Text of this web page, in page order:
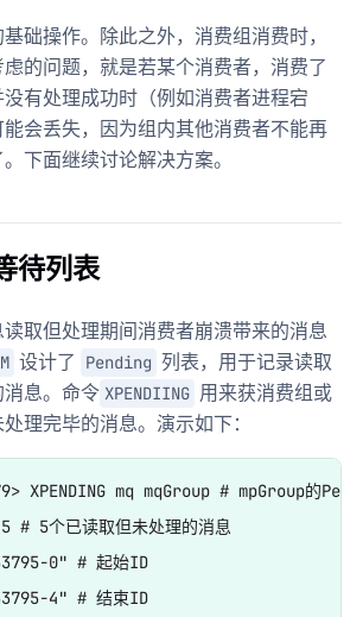
础操作。除此之外，消费组消费时，
的问题，就是若某个消费者，消费了
有处理成功时（例如消费者进程宕
会丢失，因为组内其他消费者不能再
下面继续讨论解决方案。
待列表
取但处理期间消费者崩溃带来的消息
设计了 Pending 列表，用于记录读取
息。命令 XPENDIING 用来获消费组或
理完毕的消息。演示如下：
XPENDING mq mqGroup # mpGroup的
5个已读取但未处理的消息
0" # 起始ID
4" # 结束ID